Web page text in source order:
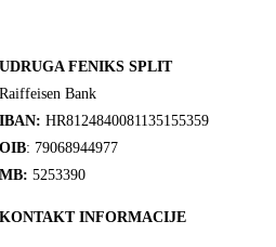
UDRUGA FENIKS SPLIT
Raiffeisen Bank
IBAN: HR8124840081135155359
OIB: 79068944977
MB: 5253390
KONTAKT INFORMACIJE